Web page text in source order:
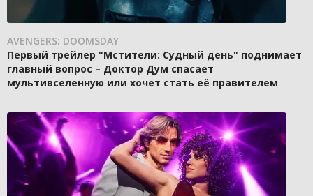
AVENGERS: DOOMSDAY
Первый трейлер "Мстители: Судный день" поднимает
главный вопрос – Доктор Дум спасает
мультивселенную или хочет стать её правителем